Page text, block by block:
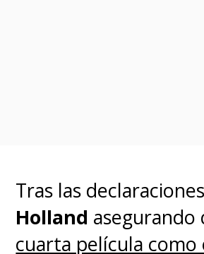
Tras las
Holland asegurando
cuarta película como